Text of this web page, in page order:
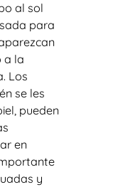
al sol
para
a la
Los
se les
pueden
en
y